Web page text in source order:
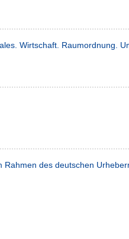
Wirtschaft. Raumordnung.
Rahmen des deutschen